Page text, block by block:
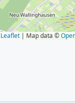
Leaflet | Map data ©